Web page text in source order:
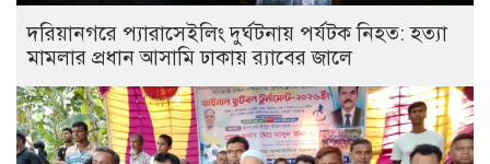
দরিয়ানগরে প্যারাসেইলিং দুর্ঘটনায় পর্যটক নিহত: হত্যা
মামলার প্রধান আসামি ঢাকায় র‌্যাবের জালে